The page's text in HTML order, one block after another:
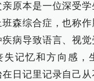
亲原本是一位深受
森综合症，也称
病导致语言、视
失记忆和方向感，
在日记里记录自己